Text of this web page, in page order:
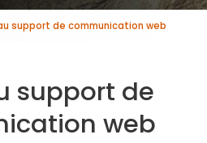
support de communication web
support de
web